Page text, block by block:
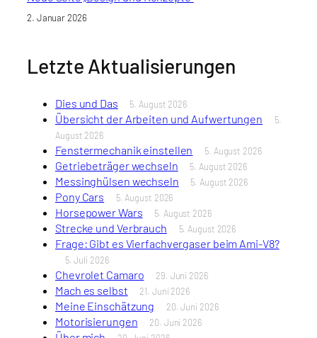
2. Januar 2026
Letzte Aktualisierungen
Dies und Das 5. August 2026
Übersicht der Arbeiten und Aufwertungen
5.
August 2026
Fenstermechanik einstellen 5. August 2026
Getriebeträger wechseln 5. August 2026
Messinghülsen wechseln 5. August 2026
Pony Cars 5. August 2026
Horsepower Wars 5. August 2026
Strecke und Verbrauch 5. August 2026
Frage: Gibt es Vierfachvergaser beim Ami-V8?
5. Juli 2026
Chevrolet Camaro 29. Juni 2026
Mach es selbst 21. Juni 2026
Meine Einschätzung 20. Juni 2026
Motorisierungen 20. Juni 2026